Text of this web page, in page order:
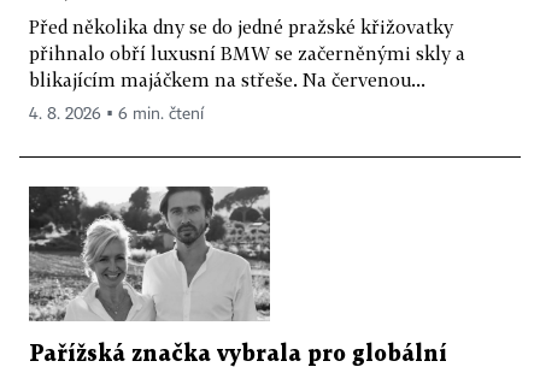
Před několika dny se do jedné pražské křižovatky
přihnalo obří luxusní BMW se začerněnými skly a
blikajícím majáčkem na střeše. Na červenou...
4. 8. 2026 ▪ 6 min. čtení
Pařížská značka vybrala pro globální